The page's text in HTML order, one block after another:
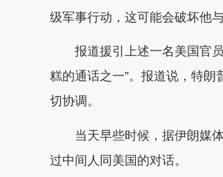
级军事行动，这可能会破坏他
报道援引上述一名美国官
糕的通话之一”。报道说，特
切协调。
当天早些时候，据伊朗媒
过中间人同美国的对话。